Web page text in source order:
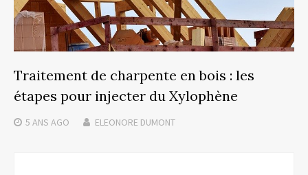
Traitement de charpente en bois : les
étapes pour injecter du Xylophène
5 ANS AGO ELEONORE DUMONT